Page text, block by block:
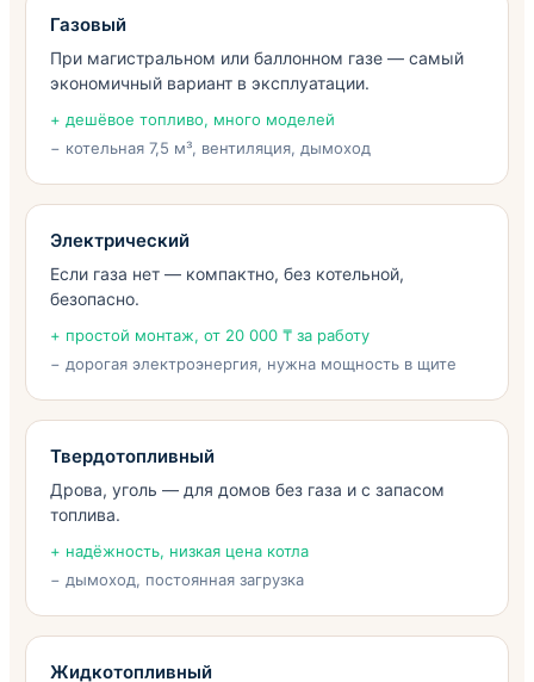
Газовый
При магистральном или баллонном газе — самый
экономичный вариант в эксплуатации.
+ дешёвое топливо, много моделей
− котельная 7,5 м³, вентиляция, дымоход
Электрический
Если газа нет — компактно, без котельной,
безопасно.
+ простой монтаж, от 20 000 ₸ за работу
− дорогая электроэнергия, нужна мощность в щите
Твердотопливный
Дрова, уголь — для домов без газа и с запасом
топлива.
+ надёжность, низкая цена котла
− дымоход, постоянная загрузка
Жидкотопливный